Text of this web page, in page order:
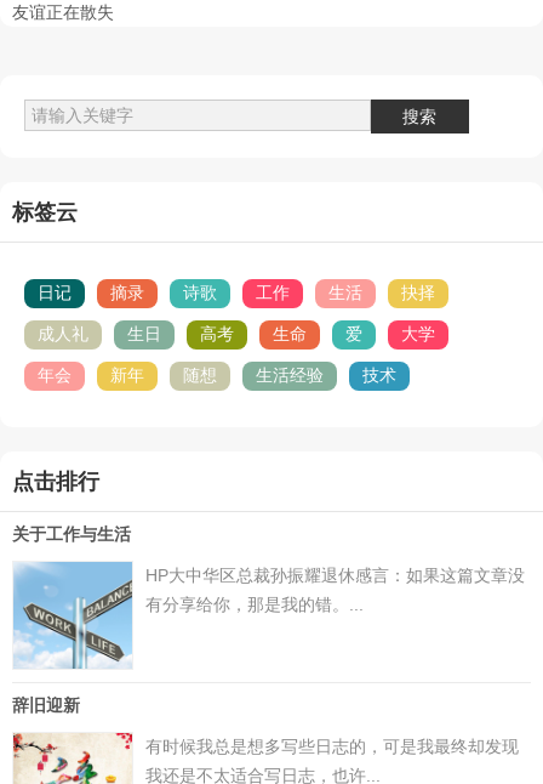
友谊正在散失
标签云
日记 摘录 诗歌 工作 生活 抉择
成人礼 生日 高考 生命 爱 大学
年会 新年 随想 生活经验 技术
点击排行
关于工作与生活
HP大中华区总裁孙振耀退休感言：如果这篇文章没
有分享给你，那是我的错。...
辞旧迎新
有时候我总是想多写些日志的，可是我最终却发现
我还是不太适合写日志，也许...